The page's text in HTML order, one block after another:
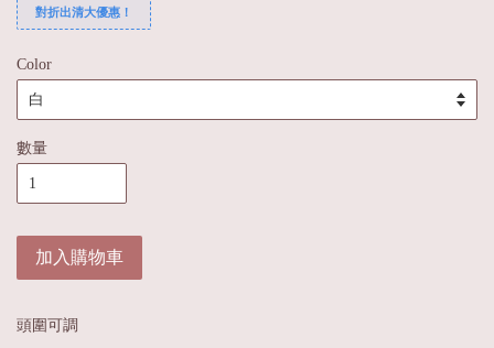
對折出清大優惠！
Color
數量
加入購物車
頭圍可調